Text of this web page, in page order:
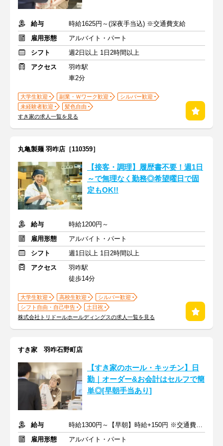
給与
時給1625円～(深夜手当込) ※交通費支給
雇用形態
アルバイト・パート
シフト
週2日以上 1日2時間以上
アクセス
羽咋駅
車2分
大学生歓迎 副業・Ｗワーク歓迎
シルバー歓迎
未経験者歓迎
髪色自由
すき家の求人一覧を見る
丸亀製麺 羽咋店［110359］
【接客・調理】履歴書不要！週1日
～で無理なく勤務◎希望曜日で固
定もOK!!
給与
時給1200円～
雇用形態
アルバイト・パート
シフト
週1日以上 1日2時間以上
アクセス
羽咋駅
徒歩14分
大学生歓迎 高校生歓迎
シルバー歓迎
シフト自由・自己申告
土日祝
株式会社トリドールホールディングスの求人一覧を見る
すき家 羽咋石野町店
【すき家のホール・キッチン】日
勤｜オーダー&お会計はセルフで簡
単◎[早朝手当あり]
給与
時給1300円～【早朝】時給+150円 ※交通費支給
雇用形態
アルバイト・パート